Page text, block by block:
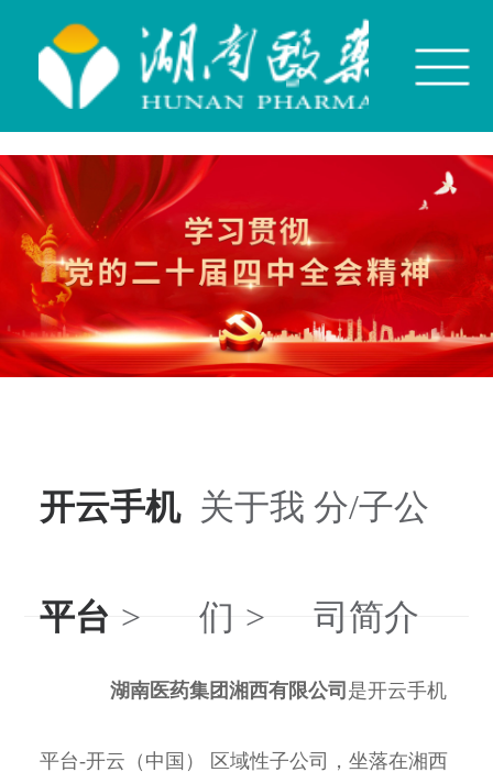
开云手机
平台
关于我
们
分/子公
司简介
湖南医药集团湘西有限公司 是开云手机
平台-开云（中国） 区域性子公司，坐落在湘西